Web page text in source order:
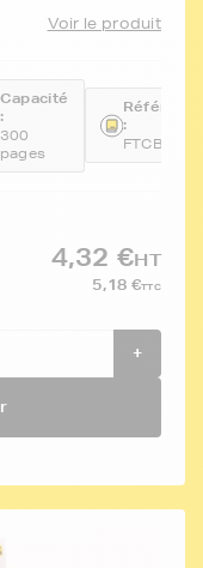
Voir le produit
Capacité
:
300
pages
:
FTCBCI6C
4,32 €HT
5,18 €TTC
+